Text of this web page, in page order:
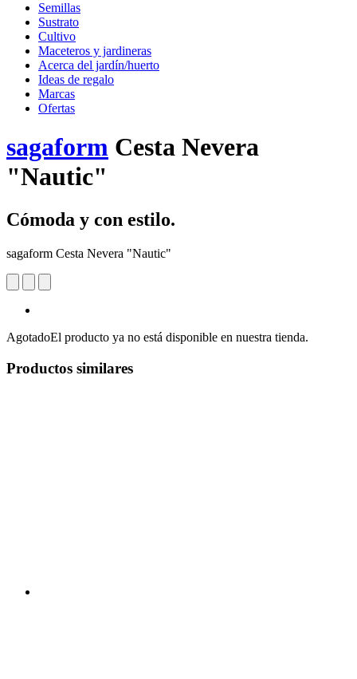
Semillas
Sustrato
Cultivo
Maceteros y jardineras
Acerca del jardín/huerto
Ideas de regalo
Marcas
Ofertas
sagaform Cesta Nevera
"Nautic"
Cómoda y con estilo.
sagaform Cesta Nevera "Nautic"
AgotadoEl producto ya no está disponible en nuestra tienda.
Productos similares